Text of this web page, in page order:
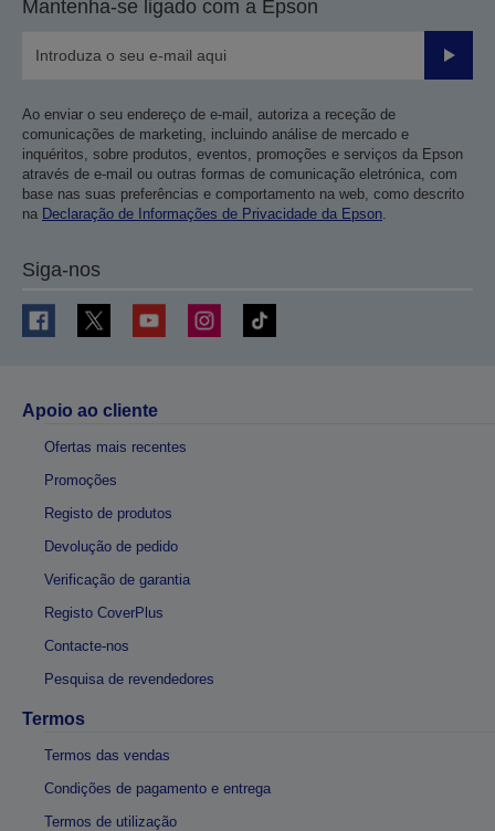
Mantenha-se ligado com a Epson
Enviar
Ao enviar o seu endereço de e-mail, autoriza a receção de
comunicações de marketing, incluindo análise de mercado e
inquéritos, sobre produtos, eventos, promoções e serviços da Epson
através de e-mail ou outras formas de comunicação eletrónica, com
base nas suas preferências e comportamento na web, como descrito
na Declaração de Informações de Privacidade da Epson.
Siga-nos
Apoio ao cliente
Ofertas mais recentes
Promoções
Registo de produtos
Devolução de pedido
Verificação de garantia
Registo CoverPlus
Contacte-nos
Pesquisa de revendedores
Termos
Termos das vendas
Condições de pagamento e entrega
Termos de utilização